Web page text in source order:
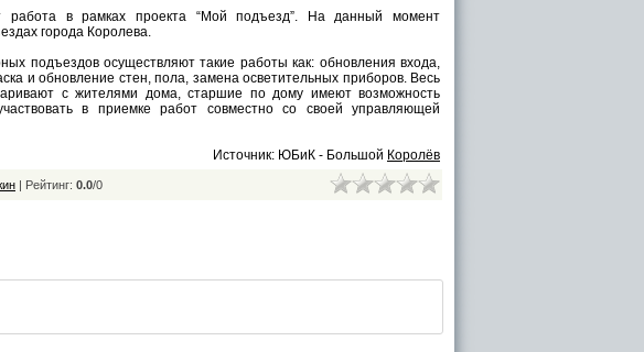
в рамках проекта “Мой подъезд”. На данный момент
города Королева.
подъездов осуществляют такие работы как: обновления входа,
и обновление стен, пола, замена осветительных приборов. Весь
с жителями дома, старшие по дому имеют возможность
в приемке работ совместно со своей управляющей
Источник: ЮБиК - Большой Королёв
| Рейтинг: 0.0/0